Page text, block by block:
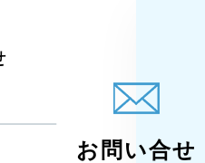
お問い合せ